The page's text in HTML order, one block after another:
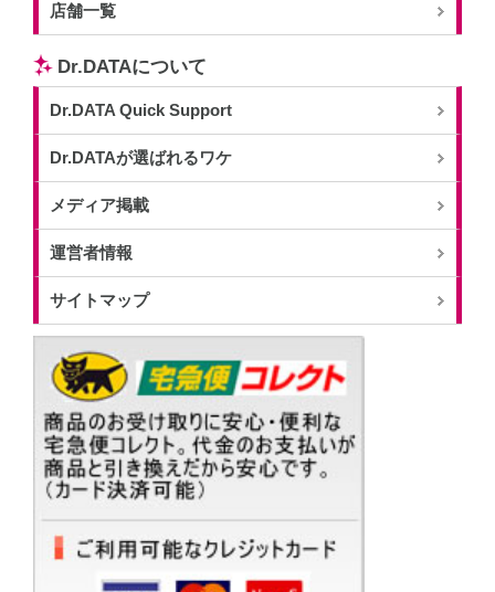
店舗一覧
Dr.DATAについて
Dr.DATA Quick Support
Dr.DATAが選ばれるワケ
メディア掲載
運営者情報
サイトマップ